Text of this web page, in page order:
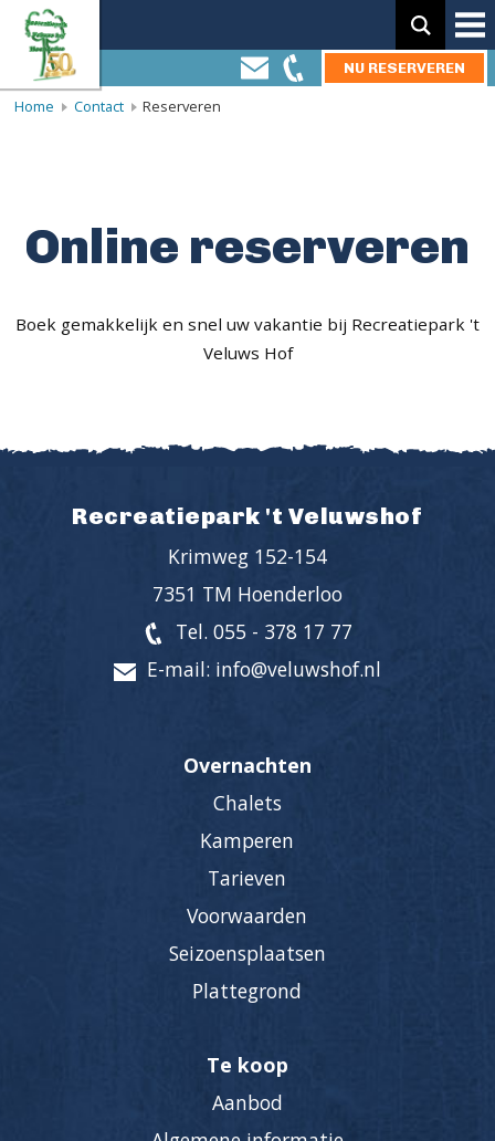
NU RESERVEREN
Zoeken:
Home Contact Reserveren
Online reserveren
Boek gemakkelijk en snel uw vakantie bij Recreatiepark 't
Veluws Hof
Recreatiepark 't Veluwshof
Krimweg 152-154
7351 TM Hoenderloo
Tel. 055 - 378 17 77
E-mail: info@veluwshof.nl
Overnachten
Chalets
Kamperen
Tarieven
Voorwaarden
Seizoensplaatsen
Plattegrond
Te koop
Aanbod